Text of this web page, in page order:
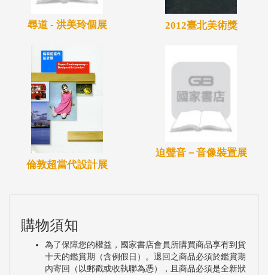
尋道 - 洪美玲個展 2012臺北美術獎
倫敦超當代設計展
迫聲音－音像裝置展
購物須知
為了保障您的權益，國家書店會員所購買商品享有到貨
十天的鑑賞期（含例假日）。退回之商品必須於鑑賞期
內寄回（以郵戳或收執聯為憑），且商品必須是全新狀